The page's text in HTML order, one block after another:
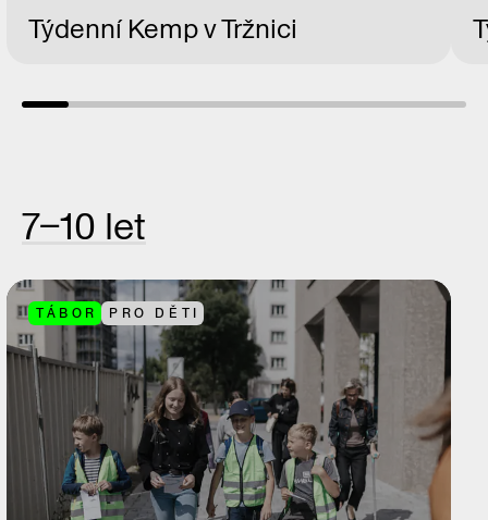
Týdenní Kemp v Tržnici
7–10 let
TÁBOR PRO DĚTI